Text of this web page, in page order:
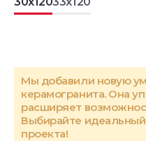
Мы добавили новую
керамогранита. Она
расширяет
Выбирайте
проекта!